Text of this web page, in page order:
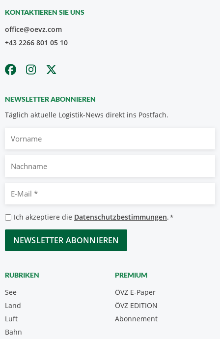
KONTAKTIEREN SIE UNS
office@oevz.com
+43 2266 801 05 10
NEWSLETTER ABONNIEREN
Täglich aktuelle Logistik-News direkt ins Postfach.
Nachname
Mail
*
Datenschutzbestimmungen
*
Ich akzeptiere die Datenschutzbestimmungen.*
CAPTCHA
RUBRIKEN
See
Land
Luft
Bahn
PREMIUM
ÖVZ E-Paper
Abonnement
ÖVZ EDITION